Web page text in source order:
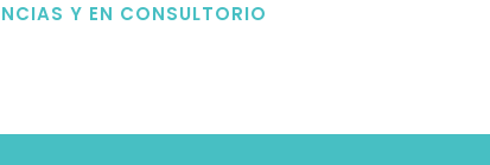
Y EN CONSULTORIO